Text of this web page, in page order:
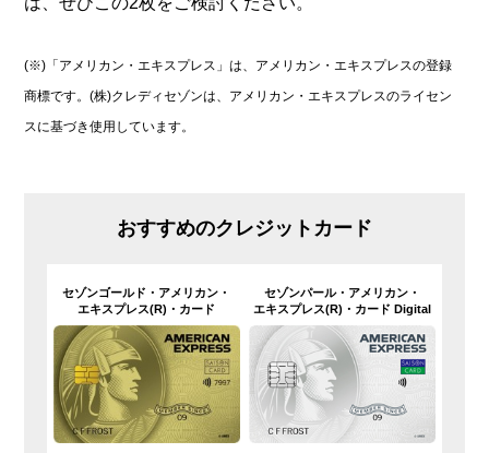
(※)「アメリカン・エキスプレス」は、アメリカン・エキスプレスの登録
商標です。(株)クレディセゾンは、アメリカン・エキスプレスのライセン
スに基づき使用しています。
おすすめのクレジットカード
セゾンゴールド・ アメリカン・
エキスプレス(R)・ カード
セゾンパール・アメリカン・
エキスプレス(R)・カード Digital